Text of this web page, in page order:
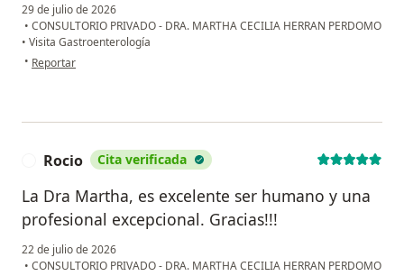
29 de julio de 2026
• CONSULTORIO PRIVADO - DRA. MARTHA CECILIA HERRAN PERDOMO
• Visita Gastroenterología
• en opinión del usuario LL
Reportar
Rocio Cita verificada
La Dra Martha, es excelente ser humano y una
profesional excepcional. Gracias!!!
22 de julio de 2026
• CONSULTORIO PRIVADO - DRA. MARTHA CECILIA HERRAN PERDOMO